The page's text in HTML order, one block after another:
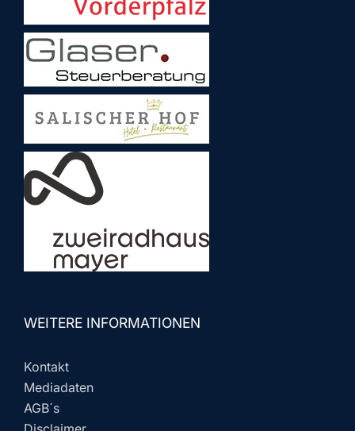
WEITERE INFORMATIONEN
Kontakt
Mediadaten
AGB´s